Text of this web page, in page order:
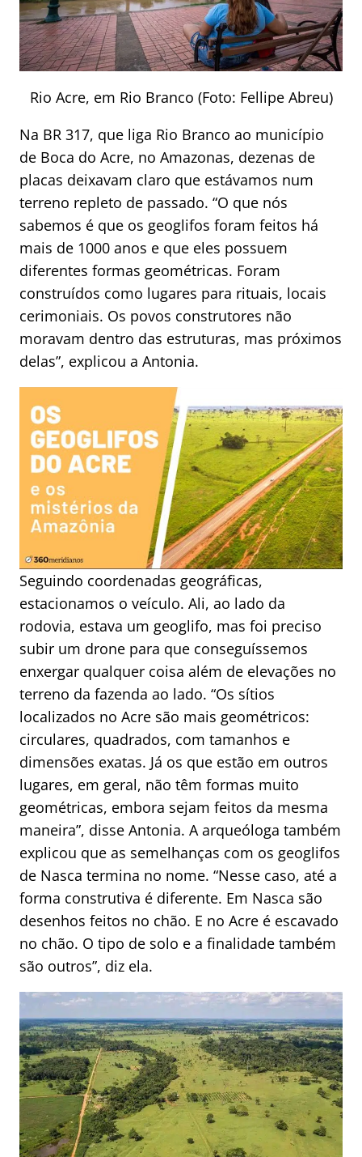
Rio Acre, em Rio Branco (Foto: Fellipe Abreu)
Na BR 317, que liga Rio Branco ao município
de Boca do Acre, no Amazonas, dezenas de
placas deixavam claro que estávamos num
terreno repleto de passado. “O que nós
sabemos é que os geoglifos foram feitos há
mais de 1000 anos e que eles possuem
diferentes formas geométricas. Foram
construídos como lugares para rituais, locais
cerimoniais. Os povos construtores não
moravam dentro das estruturas, mas próximos
delas”, explicou a Antonia.
Seguindo coordenadas geográficas,
estacionamos o veículo. Ali, ao lado da
rodovia, estava um geoglifo, mas foi preciso
subir um drone para que conseguíssemos
enxergar qualquer coisa além de elevações no
terreno da fazenda ao lado. “Os sítios
localizados no Acre são mais geométricos:
circulares, quadrados, com tamanhos e
dimensões exatas. Já os que estão em outros
lugares, em geral, não têm formas muito
geométricas, embora sejam feitos da mesma
maneira”, disse Antonia. A arqueóloga também
explicou que as semelhanças com os geoglifos
de Nasca termina no nome. “Nesse caso, até a
forma construtiva é diferente. Em Nasca são
desenhos feitos no chão. E no Acre é escavado
no chão. O tipo de solo e a finalidade também
são outros”, diz ela.